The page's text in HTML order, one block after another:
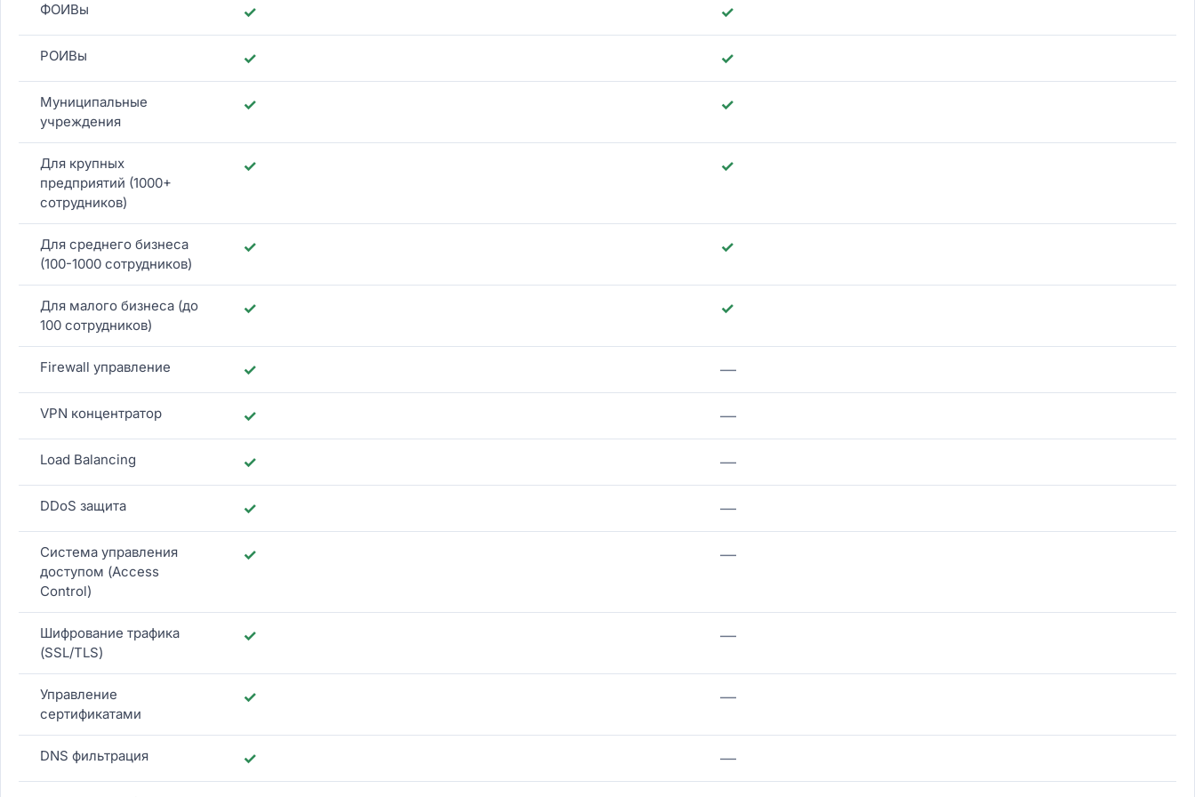
ФОИВы ✓ ✓
РОИВы ✓ ✓
Муниципальные
учреждения
✓ ✓
Для крупных
предприятий (1000+
сотрудников)
✓ ✓
Для среднего бизнеса
(100-1000 сотрудников)
✓ ✓
Для малого бизнеса (до
100 сотрудников)
✓ ✓
Firewall управление ✓ —
VPN концентратор ✓ —
Load Balancing ✓ —
DDoS защита ✓ —
Система управления
доступом (Access
Control)
✓ —
Шифрование трафика
(SSL/TLS)
✓ —
Управление
сертификатами
✓ —
DNS фильтрация ✓ —